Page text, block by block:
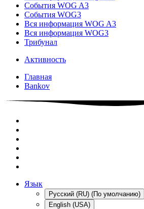
События WOG A3
События WOG3
Вся информация WOG A3
Вся информация WOG3
Трибунал
Активность
Главная
Bankov
Язык
Русский (RU) (По умолчанию)
English (USA)